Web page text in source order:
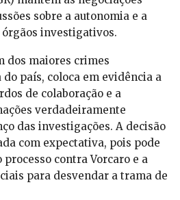
sobre a autonomia e a
investigativos.
dos maiores crimes
país, coloca em evidência a
de colaboração e a
verdadeiramente
das investigações. A decisão
com expectativa, pois pode
contra Vorcaro e a
para desvendar a trama de